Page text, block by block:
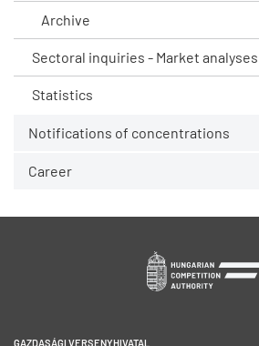
Archive
Sectoral inquiries - Market analyses
Statistics
Notifications of concentrations
Career
GAZDASÁGI VERSENYHIVATAL